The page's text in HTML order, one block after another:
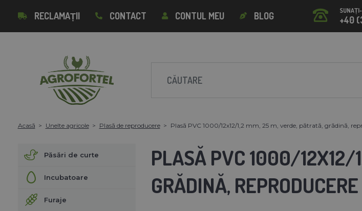
RECLAMAȚII CONTACT CONTUL MEU BLOG +40
Acasă Unelte agricole Plasă de reproducere Plasă PVC 1000/12x12/1,2 mm, 25 m, verde, pătrată, grădină,
Păsări de curte
Incubatoare
Furaje
PLASĂ PVC 1000/12X12/
GRĂDINĂ, REPRODUCERE